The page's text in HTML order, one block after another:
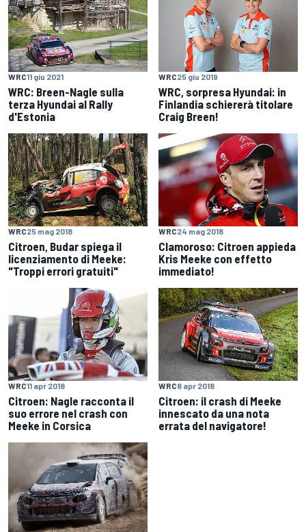
WRC11 giu 2021
WRC: Breen-Nagle sulla
terza Hyundai al Rally
d'Estonia
WRC25 giu 2019
WRC, sorpresa Hyundai: in
Finlandia schiererà titolare
Craig Breen!
WRC25 mag 2018
Citroen, Budar spiega il
licenziamento di Meeke:
"Troppi errori gratuiti"
WRC24 mag 2018
Clamoroso: Citroen appieda
Kris Meeke con effetto
immediato!
WRC11 apr 2018
Citroen: Nagle racconta il
suo errore nel crash con
Meeke in Corsica
WRC8 apr 2018
Citroen: il crash di Meeke
innescato da una nota
errata del navigatore!